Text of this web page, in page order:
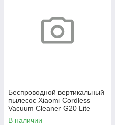
Беспроводной вертикальный
пылесос Xiaomi Cordless
Vacuum Cleaner G20 Lite
Белый
В наличии